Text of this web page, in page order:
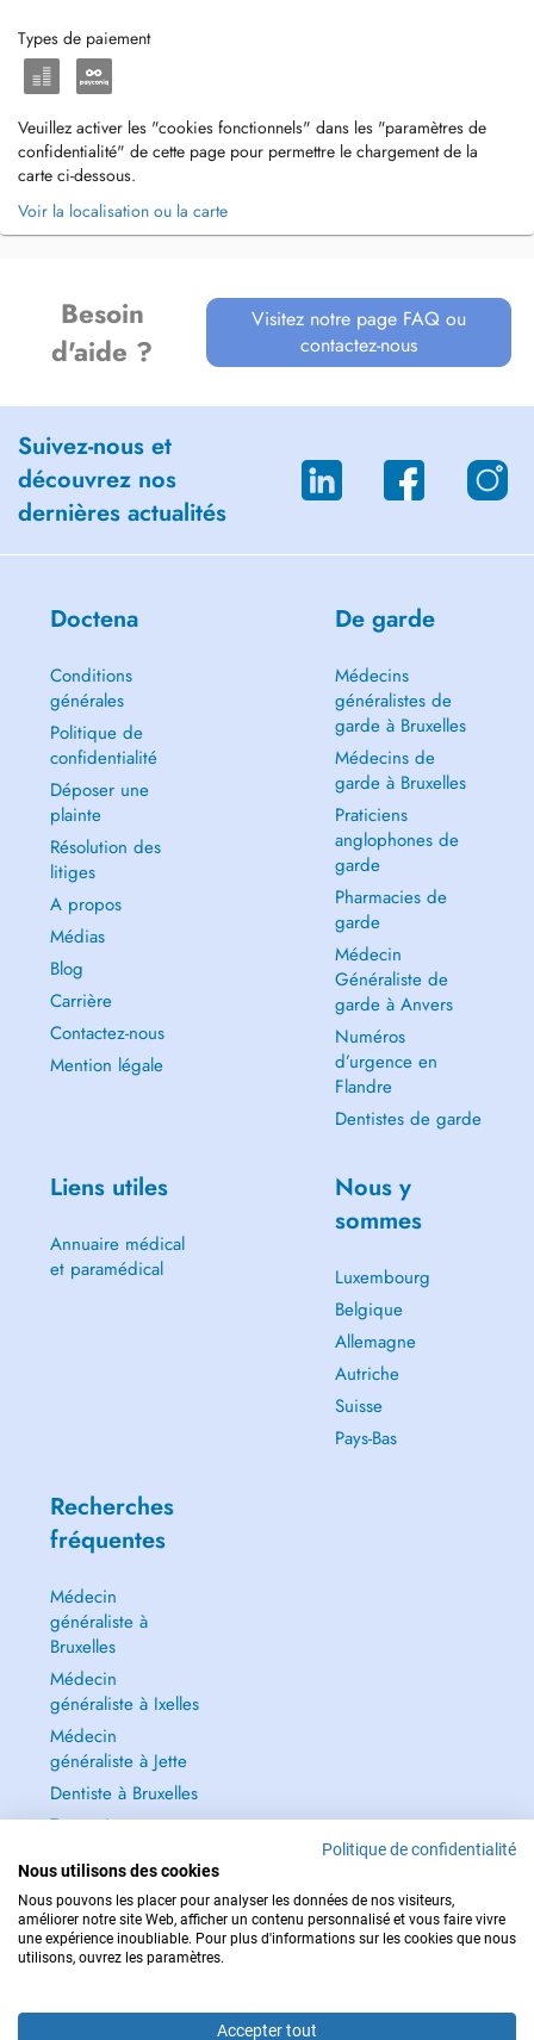
Types de paiement
Veuillez activer les "cookies fonctionnels" dans les "paramètres de
confidentialité" de cette page pour permettre le chargement de la
carte ci-dessous.
Voir la localisation ou la carte
Besoin
d'aide ?
Visitez notre page FAQ ou
contactez-nous
Suivez-nous et
découvrez nos
dernières actualités
Doctena
Conditions
générales
Politique de
confidentialité
Déposer une
plainte
Résolution des
litiges
A propos
Médias
Blog
Carrière
Contactez-nous
Mention légale
De garde
Médecins
généralistes de
garde à Bruxelles
Médecins de
garde à Bruxelles
Praticiens
anglophones de
garde
Pharmacies de
garde
Médecin
Généraliste de
garde à Anvers
Numéros
d’urgence en
Flandre
Dentistes de garde
Liens utiles
Annuaire médical
et paramédical
Nous y
sommes
Luxembourg
Belgique
Allemagne
Autriche
Suisse
Pays-Bas
Recherches
fréquentes
Médecin
généraliste à
Bruxelles
Médecin
généraliste à Ixelles
Médecin
généraliste à Jette
Dentiste à Bruxelles
Tout voir →
POUR LES URGENCES, CONSULTEZ : 112
Politique de confidentialité
Nous utilisons des cookies
Nous pouvons les placer pour analyser les données de nos visiteurs,
améliorer notre site Web, afficher un contenu personnalisé et vous faire vivre
une expérience inoubliable. Pour plus d'informations sur les cookies que nous
utilisons, ouvrez les paramètres.
Accepter tout